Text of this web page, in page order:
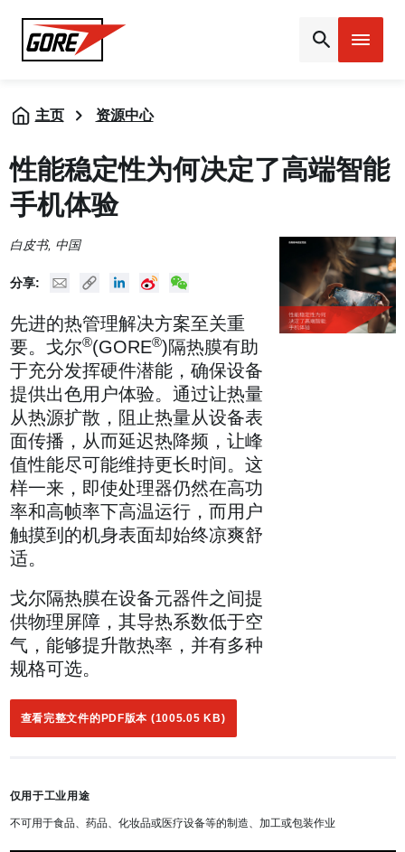
Gore
主页 资源中心
性能稳定性为何决定了高端智能
手机体验
白皮书, 中国
分享: Mail Copy URLLinked InNew Weibo
先进的热管理解决方案至关重
要。戈尔®(GORE®)隔热膜有助
于充分发挥硬件潜能，确保设备
提供出色用户体验。通过让热量
从热源扩散，阻止热量从设备表
面传播，从而延迟热降频，让峰
值性能尽可能维持更长时间。这
样一来，即使处理器仍然在高功
率和高帧率下高温运行，而用户
触摸到的机身表面却始终凉爽舒
适。
戈尔隔热膜在设备元器件之间提
供物理屏障，其导热系数低于空
气，能够提升散热率，并有多种
规格可选。
查看完整文件的PDF版本 (1005.05 KB)
仅用于工业用途
不可用于食品、药品、化妆品或医疗设备等的制造、加工或包装作业